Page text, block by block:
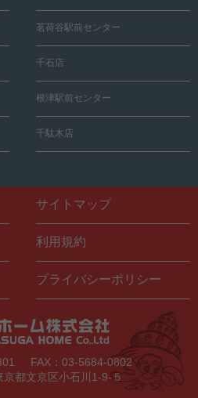
茗荷谷駅前センター
千石店
根津駅前センター
千駄木店
サイトマップ
利用規約
プライバシーポリシー
FAX：03-5684-0802
都文京区小石川1-9-５